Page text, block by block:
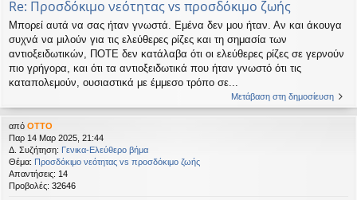
Re: Προσδόκιμο νεότητας vs προσδόκιμο ζωής
Μπορεί αυτά να σας ήταν γνωστά. Εμένα δεν μου ήταν. Αν και άκουγα
συχνά να μιλούν για τις ελεύθερες ρίζες και τη σημασία των
αντιοξειδωτικών, ΠΟΤΕ δεν κατάλαβα ότι οι ελεύθερες ρίζες σε γερνούν
πιο γρήγορα, και ότι τα αντιοξειδωτικά που ήταν γνωστό ότι τις
καταπολεμούν, ουσιαστικά με έμμεσο τρόπο σε...
Μετάβαση στη δημοσίευση
από OTTO
Παρ 14 Μαρ 2025, 21:44
Δ. Συζήτηση: Γενικα-Ελεύθερο βήμα
Θέμα: Προσδόκιμο νεότητας vs προσδόκιμο ζωής
Απαντήσεις: 14
Προβολές: 32646